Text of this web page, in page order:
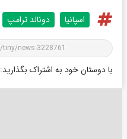
اسپانیا دونالد ترامپ
با دوستان خود به اشتراک بگذارید: